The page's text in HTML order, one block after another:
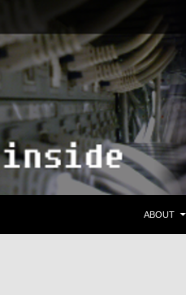
ABOUT